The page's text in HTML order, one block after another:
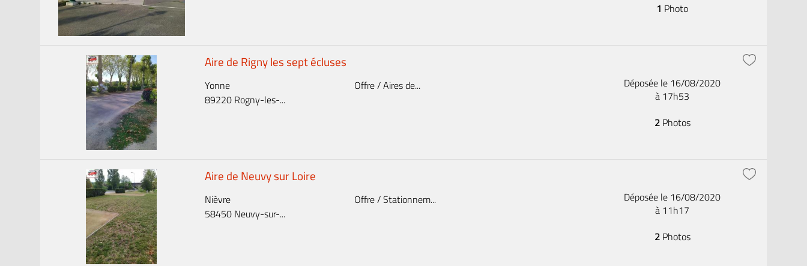
1 Photo
Aire de Rigny les sept écluses
Yonne
89220 Rogny-les-...
Offre / Aires de...
Déposée le 16/08/2020
à 17h53
2Photos
Aire de Neuvy sur Loire
Nièvre
58450 Neuvy-sur-...
Offre / Stationnem...
Déposée le 16/08/2020
à 11h17
2Photos